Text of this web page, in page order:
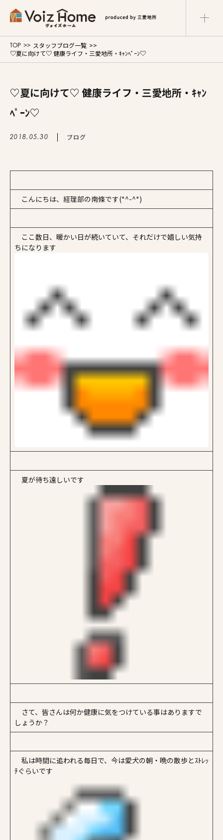
よくある質問
新着情報
スタッフブログ
コーポレートサイト リフォームサイト
マンションサイト
Voiz Homeの家づくり
商品ラインナップ
イベント情報
展示場・モデルハウス
施工事例
TOP
スタッフブログ一覧
♡夏に向けて♡ 健康ライフ・三愛地所・ｷｬﾝﾍﾟｰﾝ♡
♡夏に向けて♡ 健康ライフ・三愛地所・ｷｬﾝ
ﾍﾟｰﾝ♡
2018.05.30 ブログ
こんにちは、経理部の南條です(*^-^*)
ここ数日、暖かい日が続いていて、それだけで嬉しい気持
ちになります
夏が待ち遠しいです
さて、皆さんは何か健康に気をつけている事はありますで
しょうか？
私は時間に追われる毎日で、今は愛犬の朝・晩の散歩とｽﾄﾚｯ
ﾁぐらいです